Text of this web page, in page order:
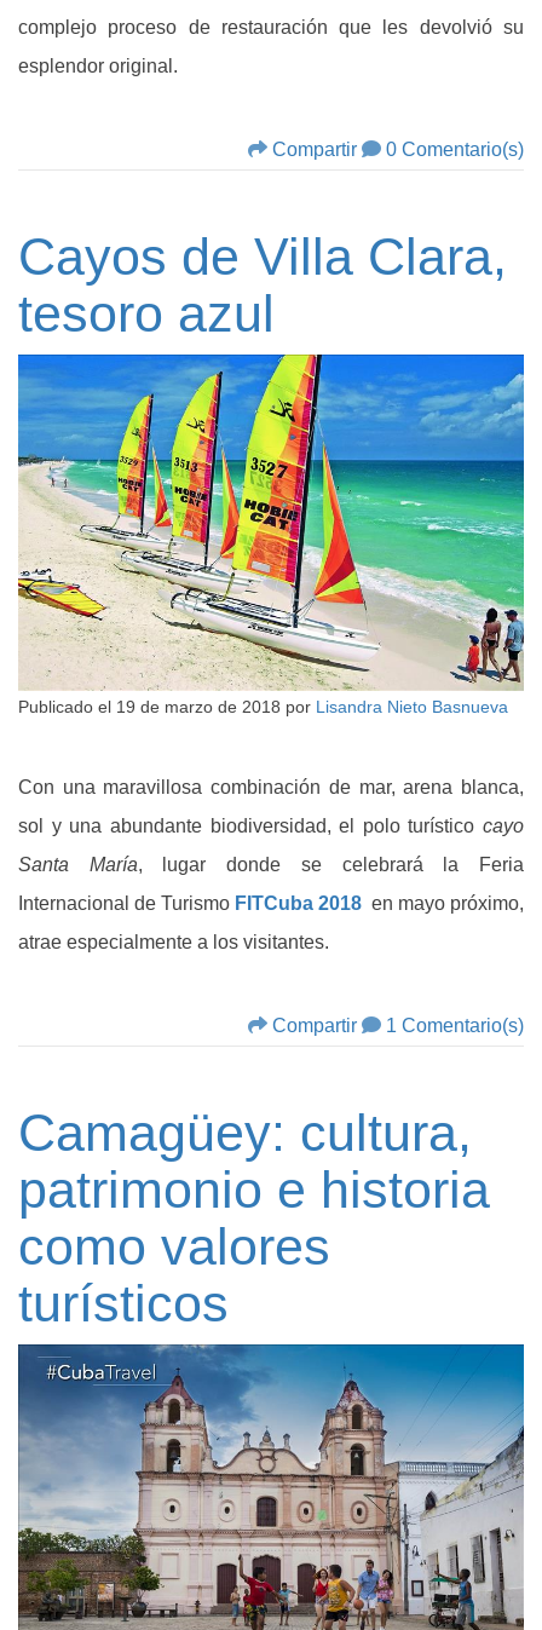
complejo proceso de restauración que les devolvió su
esplendor original.
Compartir 0 Comentario(s)
Cayos de Villa Clara,
tesoro azul
Publicado el 19 de marzo de 2018 por Lisandra Nieto Basnueva
Con una maravillosa combinación de mar, arena blanca,
sol y una abundante biodiversidad, el polo turístico cayo
Santa María, lugar donde se celebrará la Feria
Internacional de Turismo FITCuba 2018 en mayo próximo,
atrae especialmente a los visitantes.
Compartir 1 Comentario(s)
Camagüey: cultura,
patrimonio e historia
como valores
turísticos